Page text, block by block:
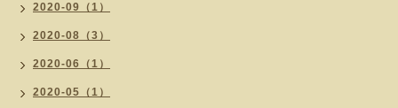
2020-09（1）
2020-08（3）
2020-06（1）
2020-05（1）